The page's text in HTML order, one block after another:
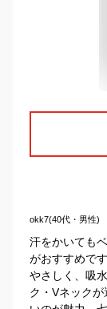
okk7(40代・男性)
汗をかいても
がおすすめで
やさしく、吸
ク・Vネック